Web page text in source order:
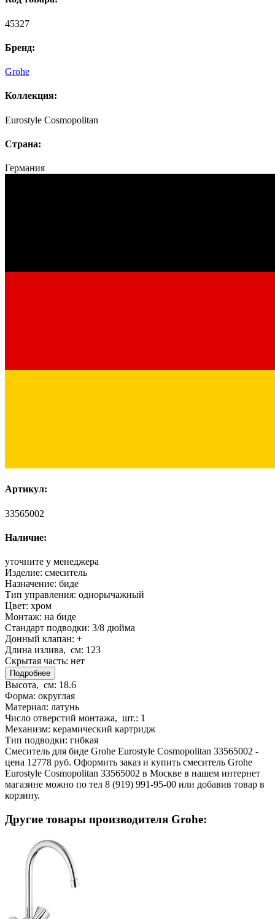
45327
Бренд:
Grohe
Коллекция:
Eurostyle Cosmopolitan
Страна:
Германия
Артикул:
33565002
Наличие:
уточните у менеджера
Изделие: смеситель
Назначение: биде
Тип управления: однорычажный
Цвет: хром
Монтаж: на биде
Стандарт подводки: 3/8 дюйма
Донный клапан: +
Длина излива, см: 123
Скрытая часть: нет
Подробнее
Высота, см: 18.6
Форма: округлая
Материал: латунь
Число отверстий монтажа, шт.: 1
Механизм: керамический картридж
Тип подводки: гибкая
Смеситель для биде Grohe Eurostyle Cosmopolitan 33565002 -
цена 12778 руб. Оформить заказ и купить смеситель Grohe
Eurostyle Cosmopolitan 33565002 в Москве в нашем интернет
магазине можно по тел 8 (919) 991-95-00 или добавив товар в
корзину.
Другие товары производителя Grohe: